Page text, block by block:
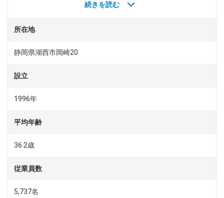
ヘルプ
とする次世代自動車（エコカー）用電池メーカーです。近年、
といった社会意識が高まっており、HEV・BEV・FCEVなど電
同社は、エコカーの基幹部品である「電池」を通して、「未来
ス」を誇ります。車載用「ニッケル水素電池（Ni-MH）」「リ
もとに、電池材料の開発から電池パックの設計・評価・生産に
ています。
ッド車「プリウス」が発売されました。ガソリンリッターあた
クルマでした。「プリウス」の心臓部を担う電池を世界に先駆
続きを読む
所在地
静岡県湖西市岡崎20
設立
1996年
平均年齢
36.2歳
従業員数
5,737名